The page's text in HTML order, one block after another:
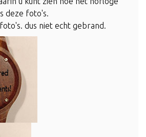
deze foto's.
dus niet echt gebrand.